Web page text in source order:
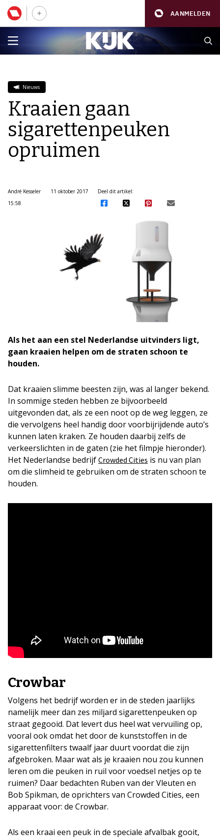
AANMELDEN
Nieuws
Kraaien gaan
sigarettenpeuken
opruimen
André Kesseler
11 oktober 2017
15:58
Deel dit artikel:
Als het aan een stel Nederlandse uitvinders ligt,
gaan kraaien helpen om de straten schoon te
houden.
Dat kraaien slimme beesten zijn, was al langer bekend.
In sommige steden hebben ze bijvoorbeeld
uitgevonden dat, als ze een noot op de weg leggen, ze
die vervolgens heel handig door voorbijrijdende auto’s
kunnen laten kraken. Ze houden daarbij zelfs de
verkeerslichten in de gaten (zie het filmpje hieronder).
Het Nederlandse bedrijf Crowded Cities is nu van plan
om die slimheid te gebruiken om de straten schoon te
houden.
Crowbar
Volgens het bedrijf worden er in de steden jaarlijks
namelijk meer dan zes miljard sigarettenpeuken op
straat gegooid. Dat levert dus heel wat vervuiling op,
vooral ook omdat het door de kunststoffen in de
sigarettenfilters twaalf jaar duurt voordat die zijn
afgebroken. Maar wat als je kraaien nou zou kunnen
leren om die peuken in ruil voor voedsel netjes op te
ruimen? Daar bedachten Ruben van der Vleuten en
Bob Spikman, de oprichters van Crowded Cities, een
apparaat voor: de Crowbar.
Als een kraai een peuk in de speciale afvalbak gooit,